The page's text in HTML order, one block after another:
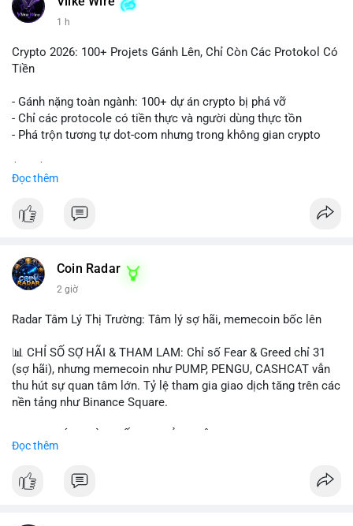
1 h
Crypto 2026: 100+ Projets Gánh Lên, Chỉ Còn Các Protokol Có
Tiền
- Gánh nặng toàn ngành: 100+ dự án crypto bị phá vỡ
- Chỉ các protocole có tiền thực và người dùng thực tồn
- Phá trộn tương tự dot-com nhưng trong không gian crypto
Đọc thêm
Coin Radar
2 giờ
Radar Tâm Lý Thị Trường: Tâm lý sợ hãi, memecoin bốc lên
📊 CHỈ SỐ SỢ HÃI & THAM LAM: Chỉ số Fear & Greed chỉ 31
(sợ hãi), nhưng memecoin như PUMP, PENGU, CASHCAT vẫn
thu hút sự quan tâm lớn. Tỷ lệ tham gia giao dịch tăng trên các
nền tảng như Binance Square.
CASHCAT, SUI, TAO xuất hiện nhiều trong tìm kiếm Việt Nam
hấp dẫn. Bàn tán về SPCX và SAGA cũng hấp dẫn.
Đọc thêm